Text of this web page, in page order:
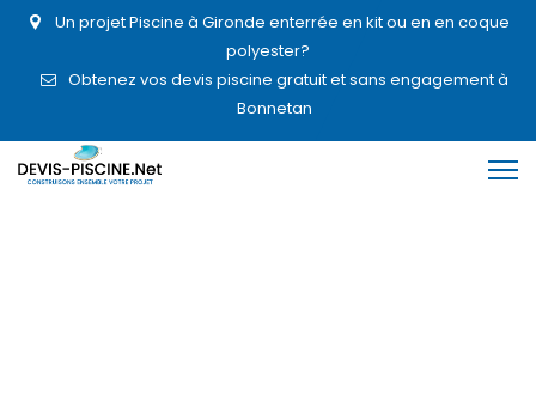
Un projet Piscine à Gironde enterrée en kit ou en en coque
polyester?
Obtenez vos devis piscine gratuit et sans engagement à
Bonnetan